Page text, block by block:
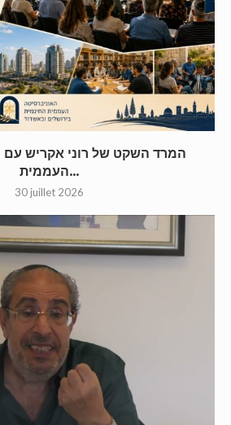
העממית...
30 juillet 2026